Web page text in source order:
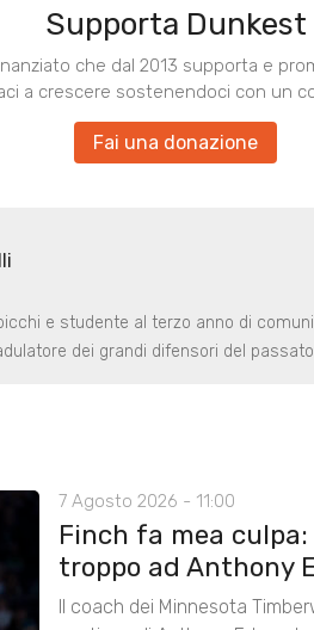
Supporta Dunkest
che dal 2013 supporta e
a crescere sostenendoci con un
Fai una donazione
e studente al terzo anno di
dei grandi difensori del
7 Agosto 2026 - 11:00
Finch fa mea
troppo ad Anthony
Il coach dei Minnesota